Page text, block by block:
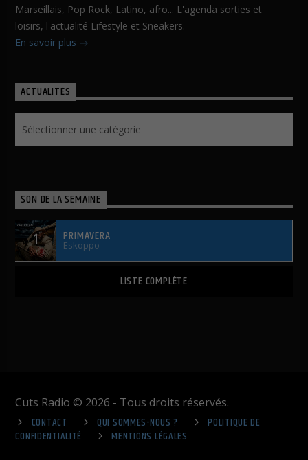
Marseillais, Pop Rock, Latino, afro... L'agenda sorties et
loisirs, l'actualité Lifestyle et Sneakers.
En savoir plus
ACTUALITÉS
SON DE LA SEMAINE
1 PRIMAVERA
Eskoppo
LISTE COMPLÈTE
Cuts Radio © 2026 - Tous droits réservés.
CONTACT
QUI SOMMES-NOUS ?
POLITIQUE DE
CONFIDENTIALITÉ
MENTIONS LÉGALES